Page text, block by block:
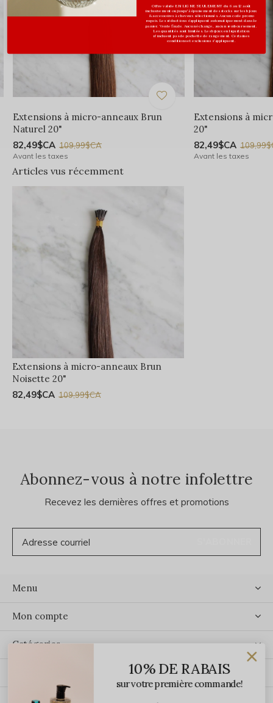
Extensions à micro-anneaux Brun
Naturel 20"
82,49$CA 109,99$CA
Avant les taxes
Extensions à
20"
82,49$CA
Avant les taxes
Articles vus récemment
Extensions à micro-anneaux Brun
Noisette 20"
82,49$CA 109,99$CA
Abonnez-vous à notre infolettre
Recevez les dernières offres et promotions
Menu
Mon compte
Catégories
10% DE RABAIS
sur votre première commande!
Offre valide EN LIGNE SEULEMENT du 6 au 12 août
inclusivement ou jusqu'à épuisement des stocks sur les bijoux
& accessoires à cheveux sélectionnés. Aucun code promo
requis. Les réductions s’appliquent automatiquement dans le
panier. Vente finale. Aucun échange, aucun remboursement.
Les quantités sont limitées. Les bijoux en liquidation
n'incluent pas de pochette de rangement. Certaines
conditions et exclusions s'appliquent.